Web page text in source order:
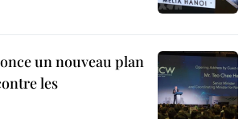
un nouveau plan
les